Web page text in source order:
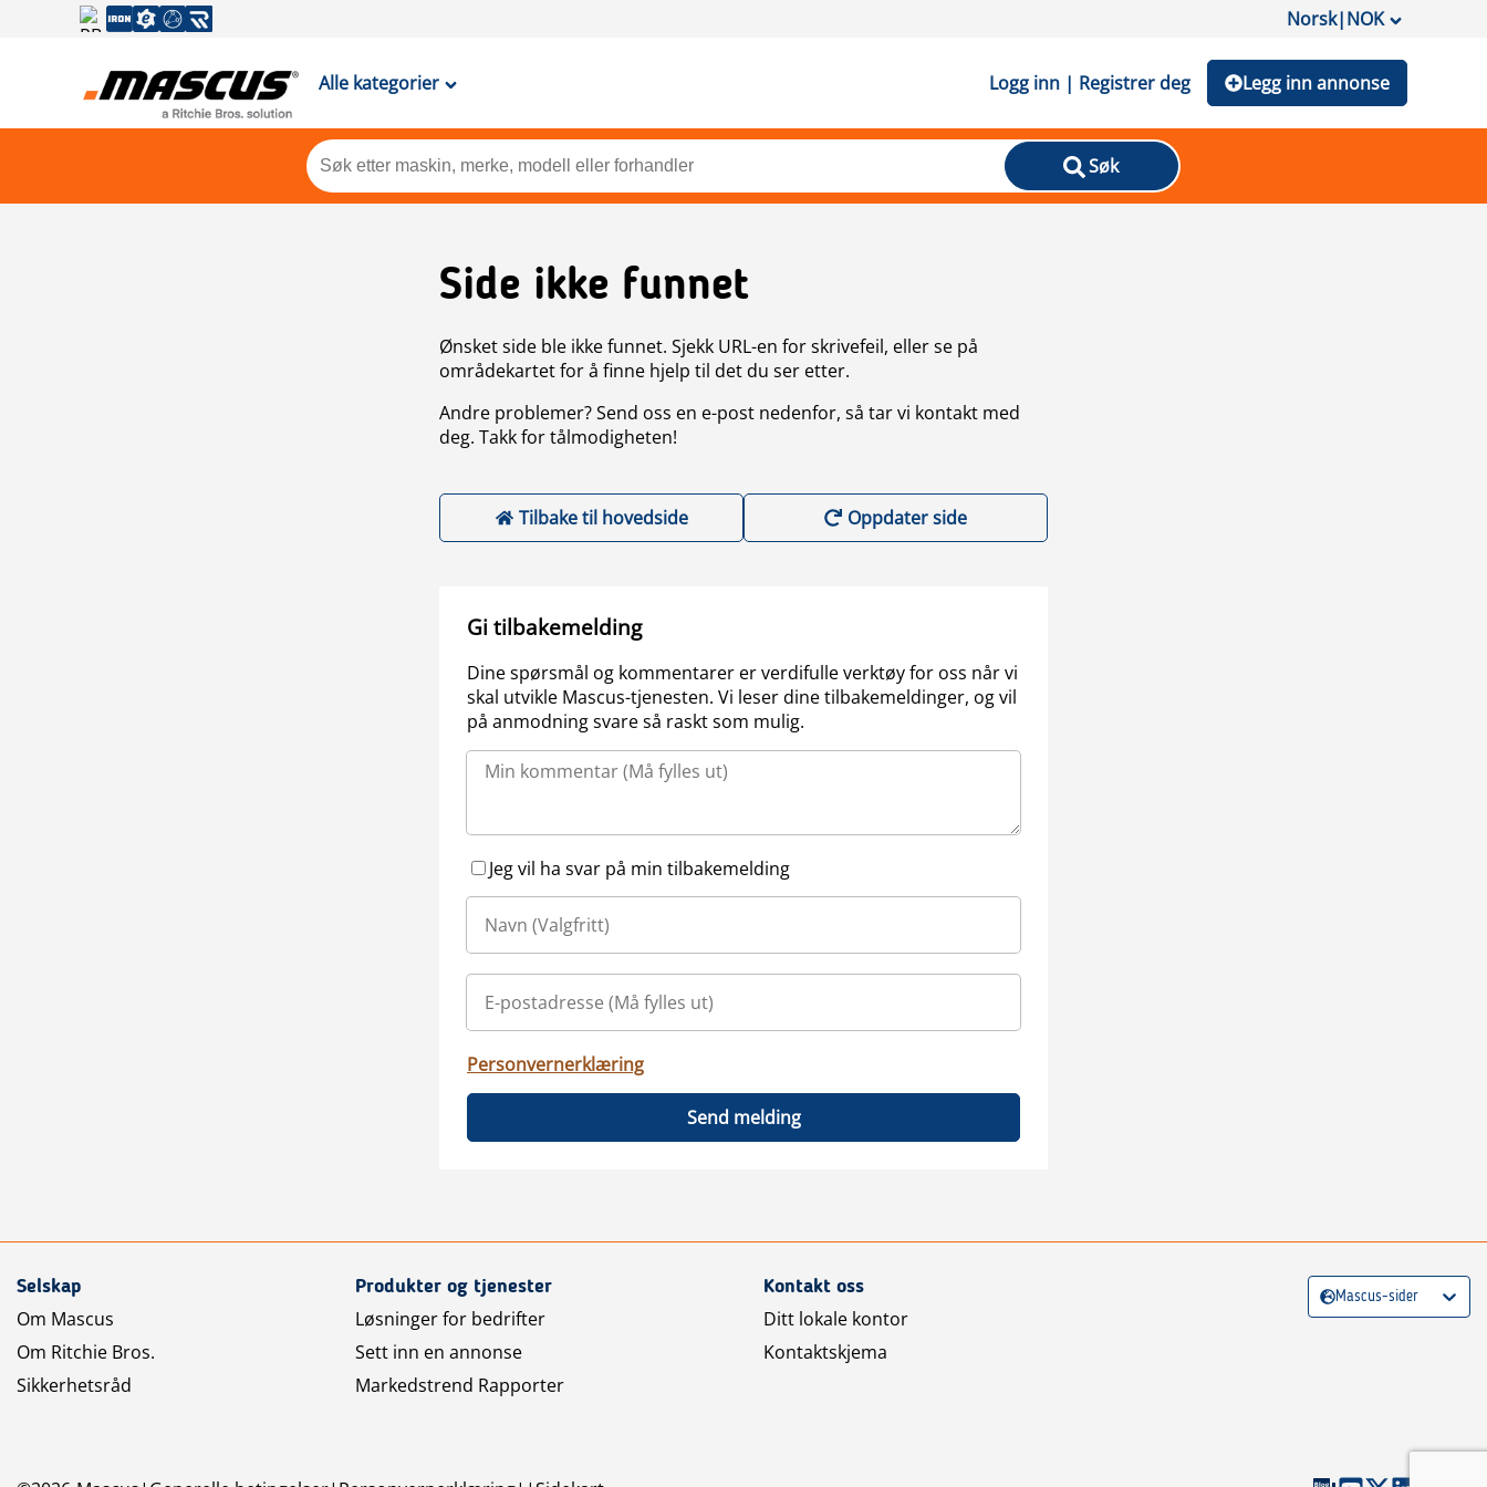
Norsk|NOK
Alle kategorier Logg inn | Registrer deg Legg inn annonse
Søk
Side ikke funnet
Ønsket side ble ikke funnet. Sjekk URL-en for skrivefeil, eller se på
områdekartet for å finne hjelp til det du ser etter.
Andre problemer? Send oss en e-post nedenfor, så tar vi kontakt med
deg. Takk for tålmodigheten!
Tilbake til hovedside Oppdater side
Gi tilbakemelding
Dine spørsmål og kommentarer er verdifulle verktøy for oss når vi
skal utvikle Mascus-tjenesten. Vi leser dine tilbakemeldinger, og vil
på anmodning svare så raskt som mulig.
Jeg vil ha svar på min tilbakemelding
Personvernerklæring
Send melding
Selskap
Om Mascus
Om Ritchie Bros.
Sikkerhetsråd
Produkter og tjenester
Løsninger for bedrifter
Sett inn en annonse
Markedstrend Rapporter
Kontakt oss
Ditt lokale kontor
Kontaktskjema
Mascus-sider